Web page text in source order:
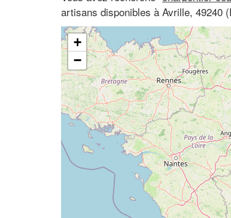
artisans disponibles à Avrille, 49240
+
−